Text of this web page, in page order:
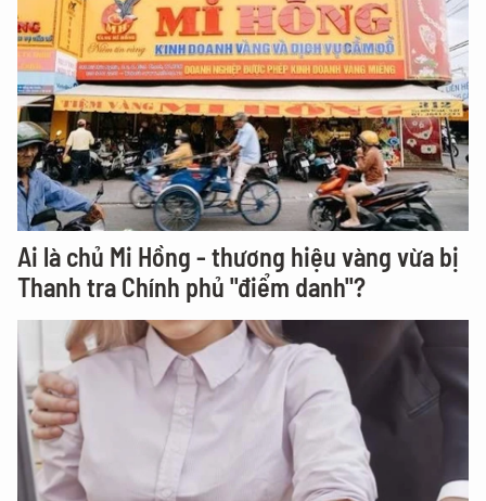
Ai là chủ Mi Hồng - thương hiệu vàng vừa bị
Thanh tra Chính phủ "điểm danh"?